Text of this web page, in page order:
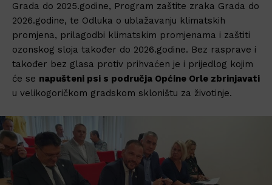
Grada do 2025.godine, Program zaštite zraka Grada do
2026.godine, te Odluka o ublažavanju klimatskih
promjena, prilagodbi klimatskim promjenama i zaštiti
ozonskog sloja također do 2026.godine. Bez rasprave i
također bez glasa protiv prihvaćen je i prijedlog kojim
će se napušteni psi s područja Općine Orle zbrinjavati
u velikogoričkom gradskom skloništu za životinje.